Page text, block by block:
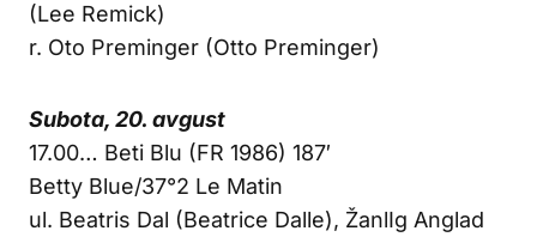
(Lee Remick)
r. Oto Preminger (Otto Preminger)
Subota, 20. avgust
17.00… Beti Blu (FR 1986) 187′
Betty Blue/37°2 Le Matin
ul. Beatris Dal (Beatrice Dalle), ŽanlIg Anglad